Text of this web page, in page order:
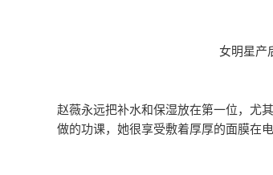
女明星产
赵薇永远把补水和保湿放在第一位，尤
做的功课，她很享受敷着厚厚的面膜在